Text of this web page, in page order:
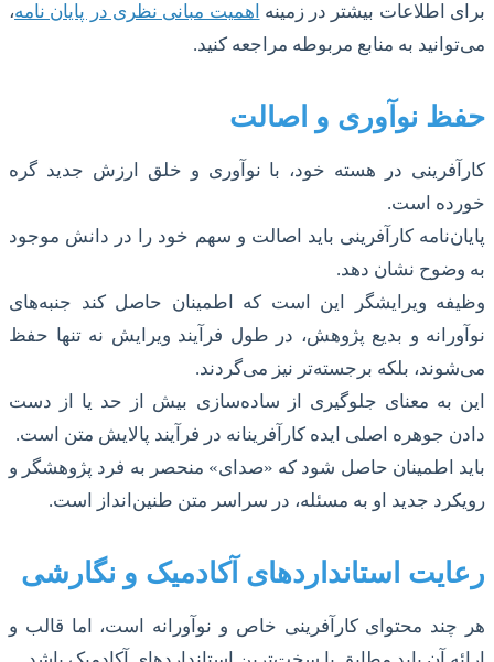
برای اطلاعات بیشتر در زمینه اهمیت مبانی نظری در پایان نامه،
می‌توانید به منابع مربوطه مراجعه کنید.
حفظ نوآوری و اصالت
کارآفرینی در هسته خود، با نوآوری و خلق ارزش جدید گره
خورده است.
پایان‌نامه کارآفرینی باید اصالت و سهم خود را در دانش موجود
به وضوح نشان دهد.
وظیفه ویرایشگر این است که اطمینان حاصل کند جنبه‌های
نوآورانه و بدیع پژوهش، در طول فرآیند ویرایش نه تنها حفظ
می‌شوند، بلکه برجسته‌تر نیز می‌گردند.
این به معنای جلوگیری از ساده‌سازی بیش از حد یا از دست
دادن جوهره اصلی ایده کارآفرینانه در فرآیند پالایش متن است.
باید اطمینان حاصل شود که «صدای» منحصر به فرد پژوهشگر و
رویکرد جدید او به مسئله، در سراسر متن طنین‌انداز است.
رعایت استانداردهای آکادمیک و نگارشی
هر چند محتوای کارآفرینی خاص و نوآورانه است، اما قالب و